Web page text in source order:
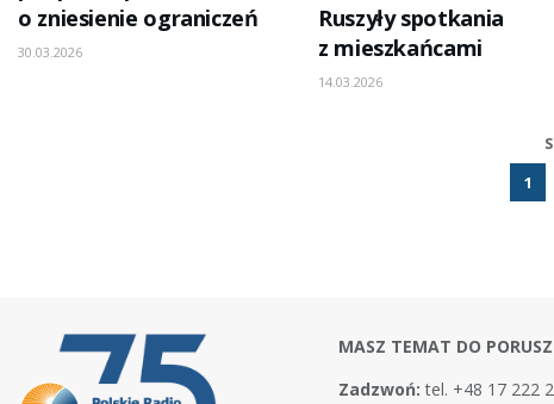
o zniesienie ograniczeń
30.03.2026
Ruszyły spotkania
z mieszkańcami
14.03.2026
1
MASZ TEMAT DO
Zadzwoń: tel. +48 17 222